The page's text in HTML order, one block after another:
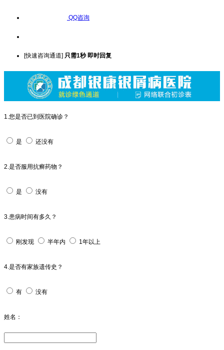
QQ咨询
[快速咨询通道] 只需1秒 即时回复
1.您是否已到医院确诊？
是 还没有
2.是否服用抗癣药物？
是 没有
3.患病时间有多久？
刚发现 半年内 1年以上
4.是否有家族遗传史？
有 没有
姓名：